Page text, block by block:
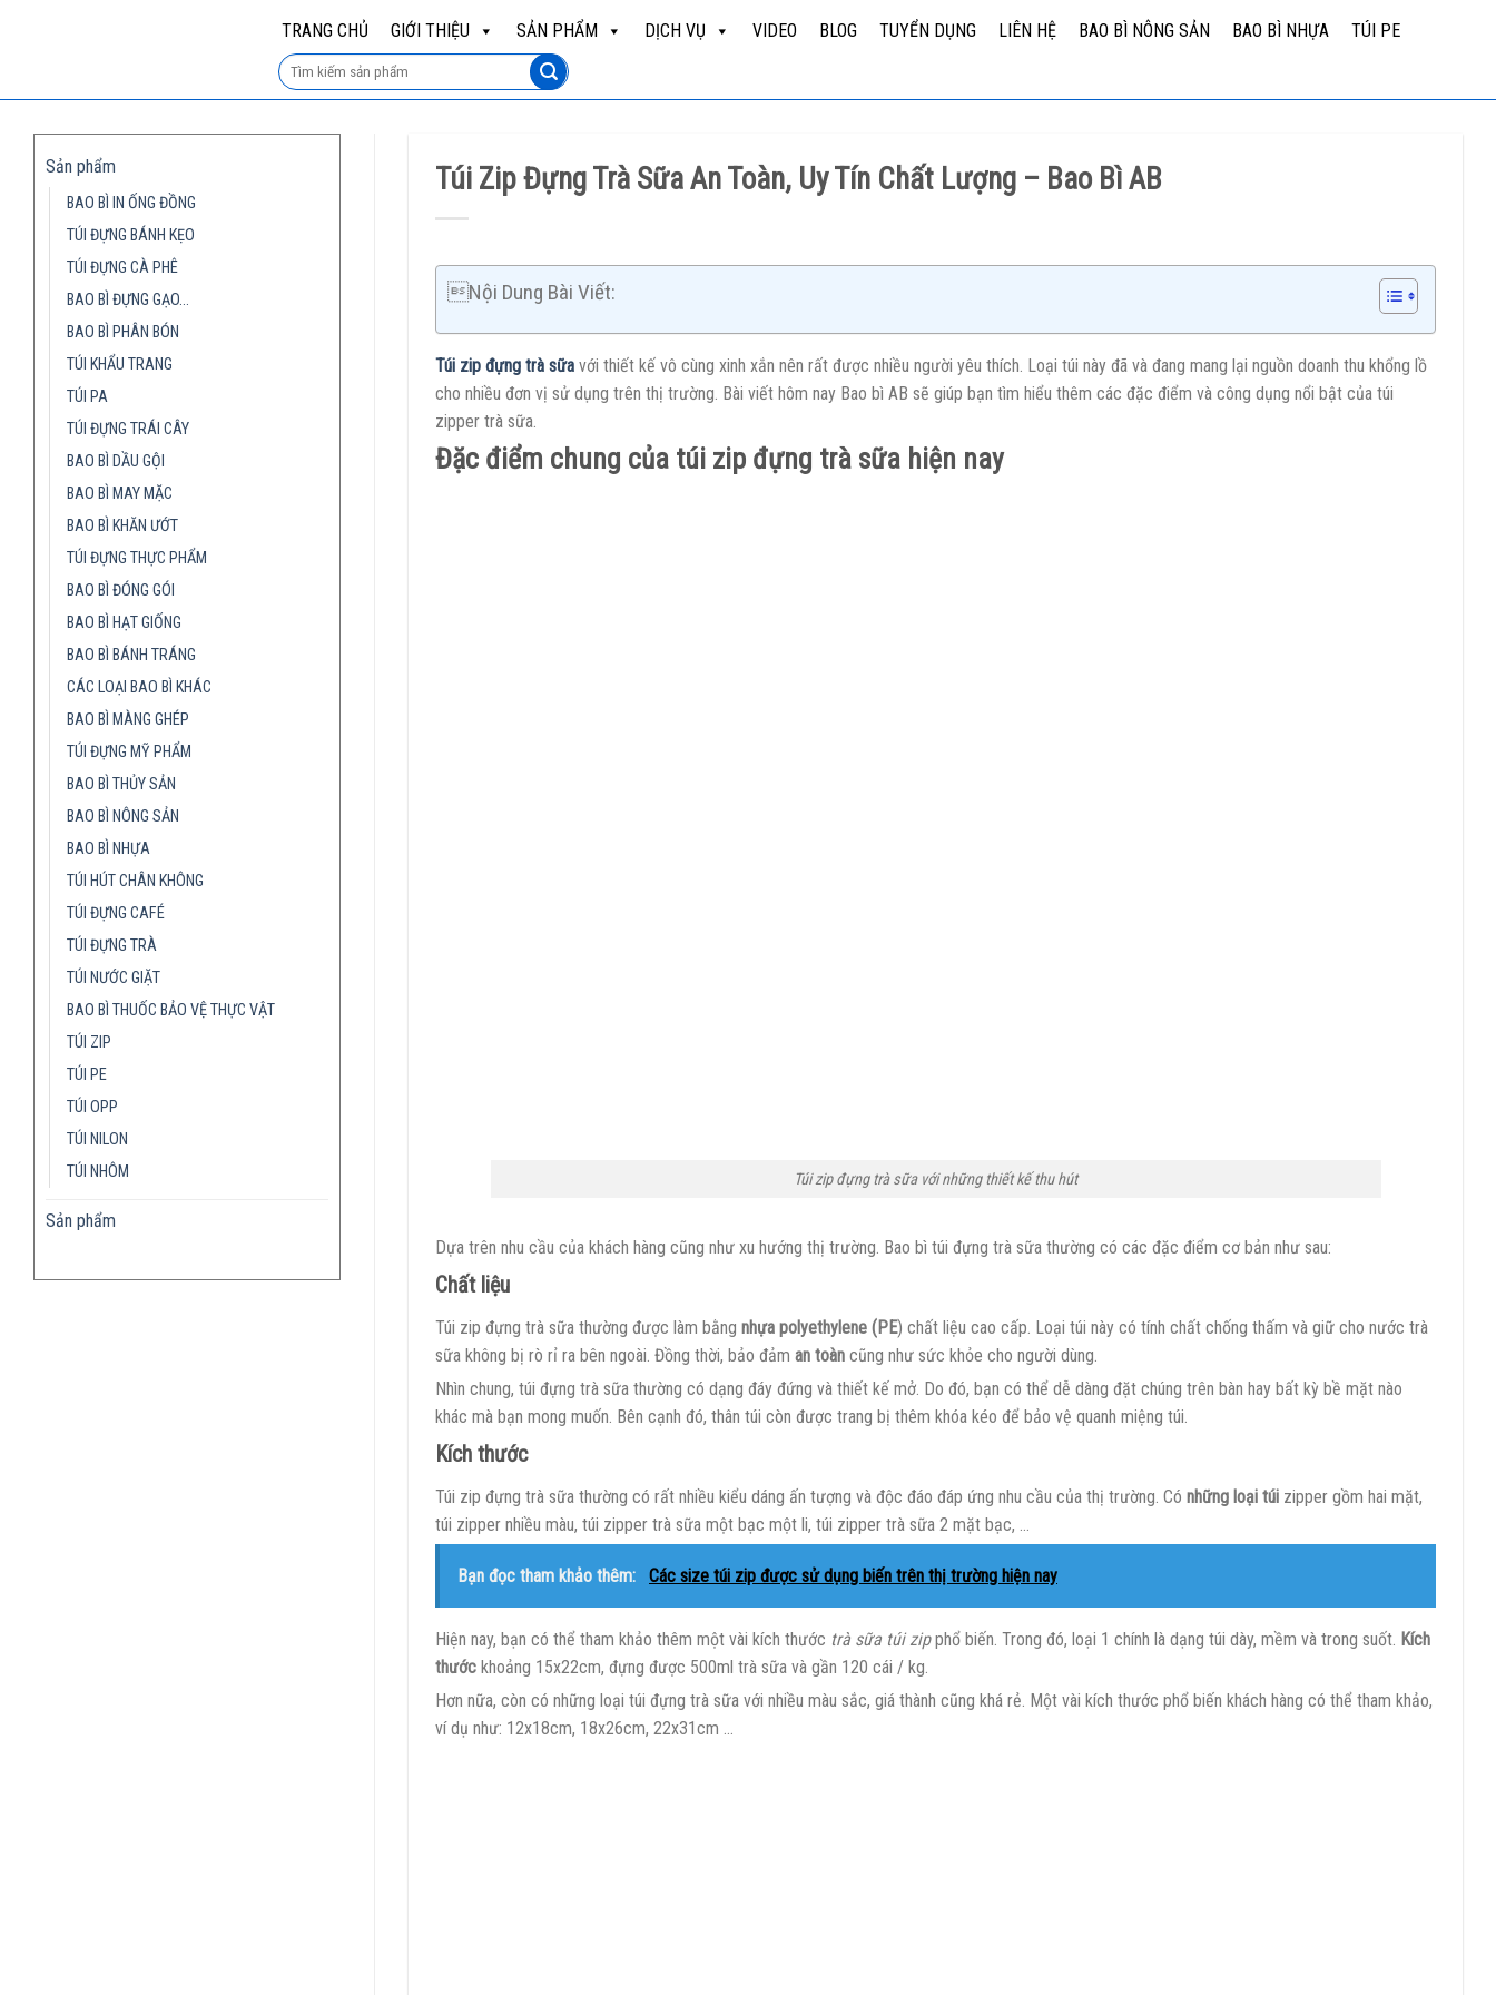
TRANG CHỦ GIỚI THIỆU SẢN PHẨM DỊCH VỤ VIDEO BLOG TUYỂN DỤNG LIÊN HỆ BAO BÌ NÔNG SẢN BAO BÌ NHỰA TÚI PE
Sản phẩm
BAO BÌ IN ỐNG ĐỒNG
TÚI ĐỰNG BÁNH KẸO
TÚI ĐỰNG CÀ PHÊ
BAO BÌ ĐỰNG GẠO…
BAO BÌ PHÂN BÓN
TÚI KHẨU TRANG
TÚI PA
TÚI ĐỰNG TRÁI CÂY
BAO BÌ DẦU GỘI
BAO BÌ MAY MẶC
BAO BÌ KHĂN ƯỚT
TÚI ĐỰNG THỰC PHẨM
BAO BÌ ĐÓNG GÓI
BAO BÌ HẠT GIỐNG
BAO BÌ BÁNH TRÁNG
CÁC LOẠI BAO BÌ KHÁC
BAO BÌ MÀNG GHÉP
TÚI ĐỰNG MỸ PHẨM
BAO BÌ THỦY SẢN
BAO BÌ NÔNG SẢN
BAO BÌ NHỰA
TÚI HÚT CHÂN KHÔNG
TÚI ĐỰNG CAFÉ
TÚI ĐỰNG TRÀ
TÚI NƯỚC GIẶT
BAO BÌ THUỐC BẢO VỆ THỰC VẬT
TÚI ZIP
TÚI PE
TÚI OPP
TÚI NILON
TÚI NHÔM
Sản phẩm
Túi Zip Đựng Trà Sữa An Toàn, Uy Tín Chất Lượng – Bao Bì AB
Nội Dung Bài Viết:
Túi zip đựng trà sữa với thiết kế vô cùng xinh xắn nên rất được nhiều người yêu thích. Loại túi này đã và đang mang lại nguồn doanh thu khổng lồ
cho nhiều đơn vị sử dụng trên thị trường. Bài viết hôm nay Bao bì AB sẽ giúp bạn tìm hiểu thêm các đặc điểm và công dụng nổi bật của túi
zipper trà sữa.
Đặc điểm chung của túi zip đựng trà sữa hiện nay
Túi zip đựng trà sữa với những thiết kế thu hút
Dựa trên nhu cầu của khách hàng cũng như xu hướng thị trường. Bao bì túi đựng trà sữa thường có các đặc điểm cơ bản như sau:
Chất liệu
Túi zip đựng trà sữa thường được làm bằng nhựa polyethylene (PE) chất liệu cao cấp. Loại túi này có tính chất chống thấm và giữ cho nước trà
sữa không bị rò rỉ ra bên ngoài. Đồng thời, bảo đảm an toàn cũng như sức khỏe cho người dùng.
Nhìn chung, túi đựng trà sữa thường có dạng đáy đứng và thiết kế mở. Do đó, bạn có thể dễ dàng đặt chúng trên bàn hay bất kỳ bề mặt nào
khác mà bạn mong muốn. Bên cạnh đó, thân túi còn được trang bị thêm khóa kéo để bảo vệ quanh miệng túi.
Kích thước
Túi zip đựng trà sữa thường có rất nhiều kiểu dáng ấn tượng và độc đáo đáp ứng nhu cầu của thị trường. Có những loại túi zipper gồm hai mặt,
túi zipper nhiều màu, túi zipper trà sữa một bạc một li, túi zipper trà sữa 2 mặt bạc, …
Bạn đọc tham khảo thêm: Các size túi zip được sử dụng biến trên thị trường hiện nay
Hiện nay, bạn có thể tham khảo thêm một vài kích thước trà sữa túi zipphổ biến. Trong đó, loại 1 chính là dạng túi dày, mềm và trong suốt. Kích
thước khoảng 15x22cm, đựng được 500ml trà sữa và gần 120 cái / kg.
Hơn nữa, còn có những loại túi đựng trà sữa với nhiều màu sắc, giá thành cũng khá rẻ. Một vài kích thước phổ biến khách hàng có thể tham khảo,
ví dụ như: 12x18cm, 18x26cm, 22x31cm …